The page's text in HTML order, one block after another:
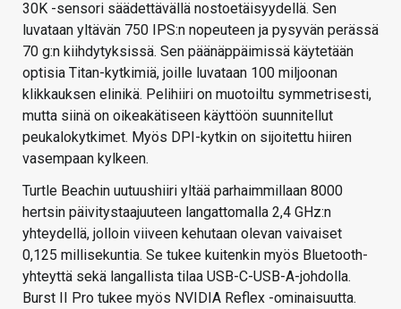
30K -sensori säädettävällä nostoetäisyydellä. Sen
luvataan yltävän 750 IPS:n nopeuteen ja pysyvän perässä
70 g:n kiihdytyksissä. Sen päänäppäimissä käytetään
optisia Titan-kytkimiä, joille luvataan 100 miljoonan
klikkauksen elinikä. Pelihiiri on muotoiltu symmetrisesti,
mutta siinä on oikeakätiseen käyttöön suunnitellut
peukalokytkimet. Myös DPI-kytkin on sijoitettu hiiren
vasempaan kylkeen.
Turtle Beachin uutuushiiri yltää parhaimmillaan 8000
hertsin päivitystaajuuteen langattomalla 2,4 GHz:n
yhteydellä, jolloin viiveen kehutaan olevan vaivaiset
0,125 millisekuntia. Se tukee kuitenkin myös Bluetooth-
yhteyttä sekä langallista tilaa USB-C-USB-A-johdolla.
Burst II Pro tukee myös NVIDIA Reflex -ominaisuutta.